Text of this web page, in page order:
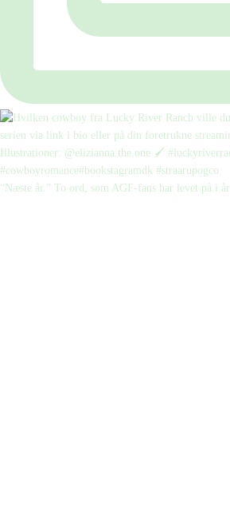
“Næste år.” To ord, som AGF-fans har levet på i år